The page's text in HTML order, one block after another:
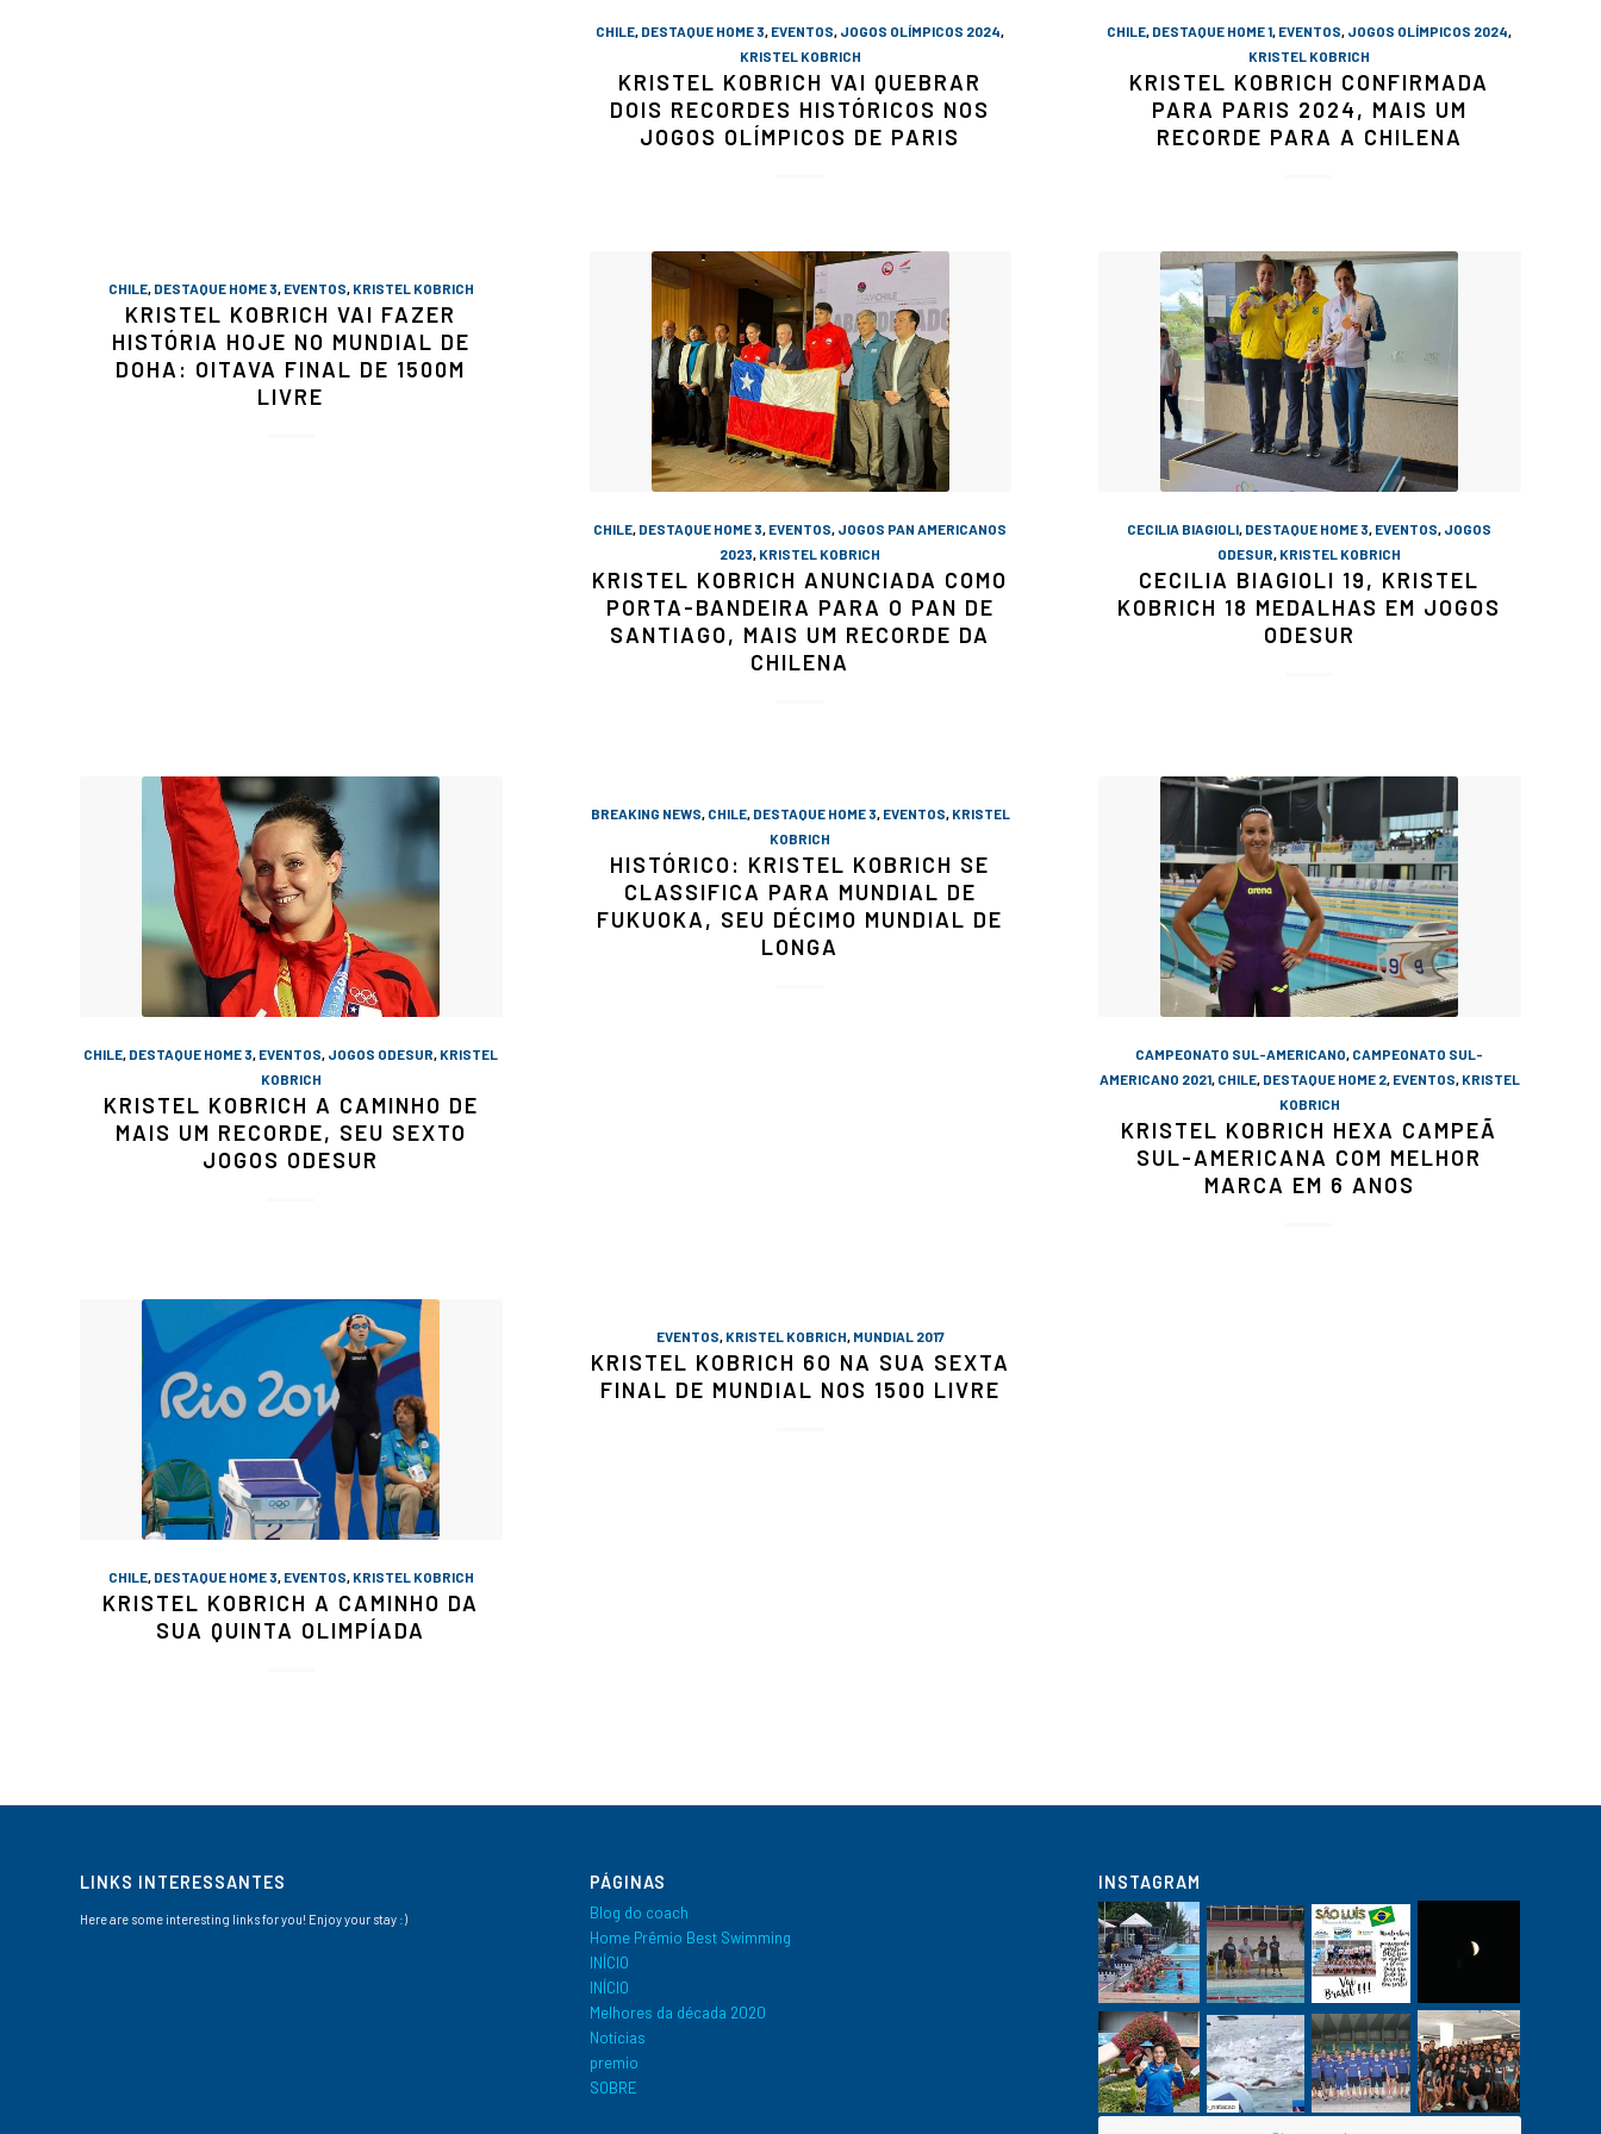
CHILE, DESTAQUE HOME 3, EVENTOS, JOGOS OLÍMPICOS 2024,
KRISTEL KOBRICH
KRISTEL KOBRICH VAI QUEBRAR
DOIS RECORDES HISTÓRICOS NOS
JOGOS OLÍMPICOS DE PARIS
CHILE, DESTAQUE HOME 1, EVENTOS, JOGOS OLÍMPICOS 2024,
KRISTEL KOBRICH
KRISTEL KOBRICH CONFIRMADA
PARA PARIS 2024, MAIS UM
RECORDE PARA A CHILENA
CHILE, DESTAQUE HOME 3, EVENTOS, KRISTEL KOBRICH
KRISTEL KOBRICH VAI FAZER
HISTÓRIA HOJE NO MUNDIAL DE
DOHA: OITAVA FINAL DE 1500M
LIVRE
CHILE, DESTAQUE HOME 3, EVENTOS, JOGOS PAN AMERICANOS
2023, KRISTEL KOBRICH
KRISTEL KOBRICH ANUNCIADA COMO
PORTA-BANDEIRA PARA O PAN DE
SANTIAGO, MAIS UM RECORDE DA
CHILENA
CECILIA BIAGIOLI, DESTAQUE HOME 3, EVENTOS, JOGOS
ODESUR, KRISTEL KOBRICH
CECILIA BIAGIOLI 19, KRISTEL
KOBRICH 18 MEDALHAS EM JOGOS
ODESUR
CHILE, DESTAQUE HOME 3, EVENTOS, JOGOS ODESUR, KRISTEL
KOBRICH
KRISTEL KOBRICH A CAMINHO DE
MAIS UM RECORDE, SEU SEXTO
JOGOS ODESUR
BREAKING NEWS, CHILE, DESTAQUE HOME 3, EVENTOS, KRISTEL
KOBRICH
HISTÓRICO: KRISTEL KOBRICH SE
CLASSIFICA PARA MUNDIAL DE
FUKUOKA, SEU DÉCIMO MUNDIAL DE
LONGA
CAMPEONATO SUL-AMERICANO, CAMPEONATO SUL-
AMERICANO 2021, CHILE, DESTAQUE HOME 2, EVENTOS, KRISTEL
KOBRICH
KRISTEL KOBRICH HEXA CAMPEÃ
SUL-AMERICANA COM MELHOR
MARCA EM 6 ANOS
CHILE, DESTAQUE HOME 3, EVENTOS, KRISTEL KOBRICH
KRISTEL KOBRICH A CAMINHO DA
SUA QUINTA OLIMPÍADA
EVENTOS, KRISTEL KOBRICH, MUNDIAL 2017
KRISTEL KOBRICH 6O NA SUA SEXTA
FINAL DE MUNDIAL NOS 1500 LIVRE
LINKS INTERESSANTES
Here are some interesting links for you! Enjoy your stay :)
PÁGINAS
Blog do coach
Home Prêmio Best Swimming
INÍCIO
INÍCIO
Melhores da década 2020
Notícias
premio
SOBRE
INSTAGRAM